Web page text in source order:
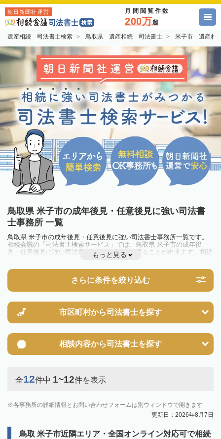
朝日新聞社運営 月間閲覧件数
200万超
遺産相続 司法書士検索 鳥取県 遺産相続 司法書士 米子市 遺産相
鳥取県 米子市の成年後見・任意後見に強い司法書
士事務所 一覧
鳥取県 米子市の成年後見・任意後見に強い司法書士事務所一覧です。
相続会議の「司法書士検索サービス」では、鳥取県 米子市の成年後
見・任意後見に強い司法書士事務所を一覧で見ることが出来ます。相続
のトラブルやお悩みを抱えている方は一度近隣の司法書士に相談してみ
もっと見る
さらに条件を絞り込む
市区町村から司法書士を探す
相談内容から司法書士を探す
全12件中 1~12件を表示
各事務所の詳細情報とお問い合わせフォームは別ウィンドウで開きます
更新日：2026年8月7日
鳥取 米子市近隣エリア・全国オンライン対応可で相続